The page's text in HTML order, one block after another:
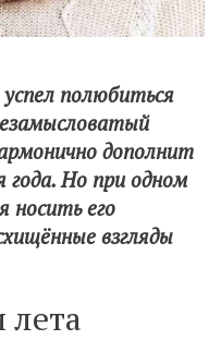
полюбиться
дополнит
года. Но при одном
носить его
взгляды